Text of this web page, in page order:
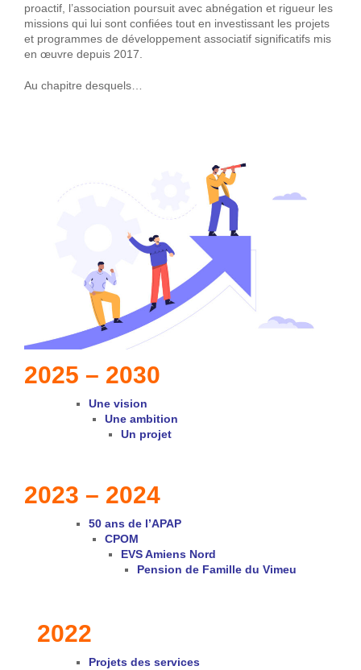
proactif, l’association poursuit avec abnégation et rigueur les
missions qui lui sont confiées tout en investissant les projets
et programmes de développement associatif significatifs mis
en œuvre depuis 2017.
Au chapitre desquels…
2025 – 2030
Une vision
Une ambition
Un projet
2023 – 2024
50 ans de l’APAP
CPOM
EVS Amiens Nord
Pension de Famille du Vimeu
2022
Projets des services